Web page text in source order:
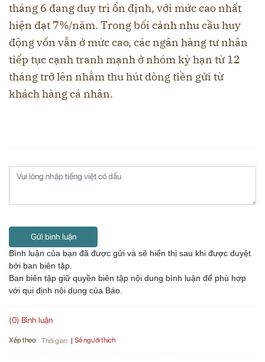
tháng 6 đang duy trì ổn định, với mức cao nhất
hiện đạt 7%/năm. Trong bối cảnh nhu cầu huy
động vốn vẫn ở mức cao, các ngân hàng tư nhân
tiếp tục cạnh tranh mạnh ở nhóm kỳ hạn từ 12
tháng trở lên nhằm thu hút dòng tiền gửi từ
khách hàng cá nhân.
Gửi bình luận
Bình luận của bạn đã được gửi và sẽ hiển thị sau khi được duyệt
bởi ban biên tập.
Ban biên tập giữ quyền biên tập nội dung bình luận để phù hợp
với qui định nội dung của Báo.
(0) Bình luận
Xếp theo: Thời gian Số người thích